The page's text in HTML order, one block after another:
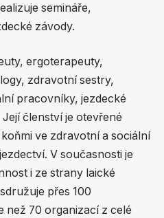
semináře,
závody.
ergoterapeuty,
zdravotní sestry,
pracovníky, jezdecké
členství je otevřené
ve zdravotní a sociální
V současnosti je
i ze strany laické
přes 100
než 70 organizací z celé